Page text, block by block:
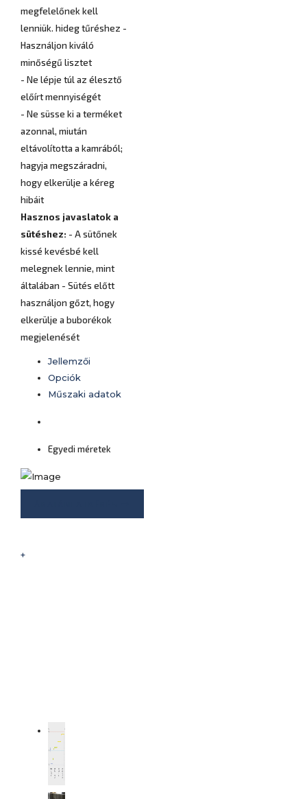
megfelelőnek kell
lenniük. hideg tűréshez -
Használjon kiváló
minőségű lisztet
- Ne lépje túl az élesztő
előírt mennyiségét
- Ne süsse ki a terméket
azonnal, miután
eltávolította a kamrából;
hagyja megszáradni,
hogy elkerülje a kéreg
hibáit
Hasznos javaslatok a
sütéshez: - A sütőnek
kissé kevésbé kell
melegnek lennie, mint
általában - Sütés előtt
használjon gőzt, hogy
elkerülje a buborékok
megjelenését
Jellemzői
Opciók
Műszaki adatok
Egyedi méretek
+